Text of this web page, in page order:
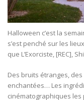
Halloween c’est la
s’est penché sur les
que L’Exorciste, [REC],
Des bruits étranges,
enchantées… Les
cinématographiques